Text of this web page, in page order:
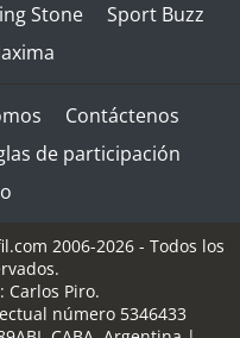
Stone
Sport Buzz
Contáctenos
de participación
2006-2026 - Todos los
Carlos Piro.
número 5346433